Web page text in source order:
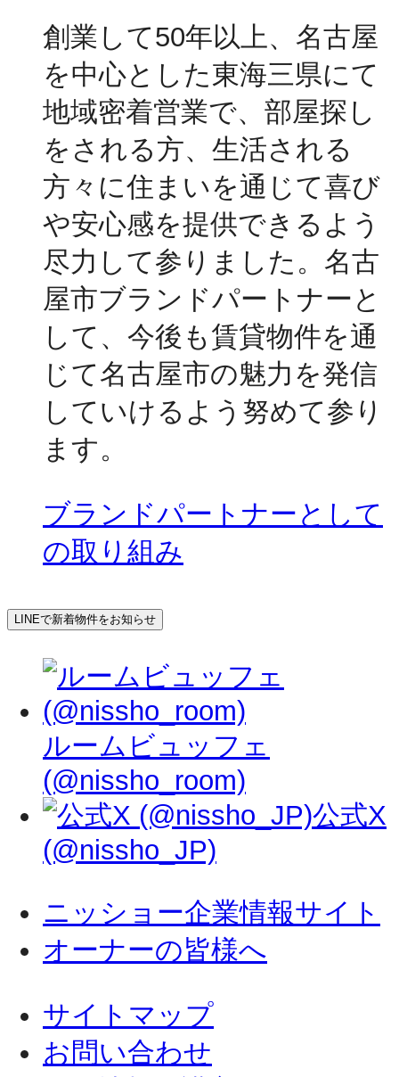
創業して50年以上、名古屋
を中心とした東海三県にて
地域密着営業で、部屋探し
をされる方、生活される
方々に住まいを通じて喜び
や安心感を提供できるよう
尽力して参りました。名古
屋市ブランドパートナーと
して、今後も賃貸物件を通
じて名古屋市の魅力を発信
していけるよう努めて参り
ます。
ブランドパートナーとして
の取り組み
LINEで新着物件をお知らせ
ルームビュッフェ
(@nissho_room)
公式X
(@nissho_JP)
ニッショー企業情報サイト
オーナーの皆様へ
サイトマップ
お問い合わせ